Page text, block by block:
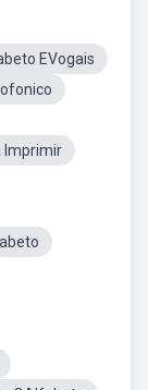
EVogais
Imprimir